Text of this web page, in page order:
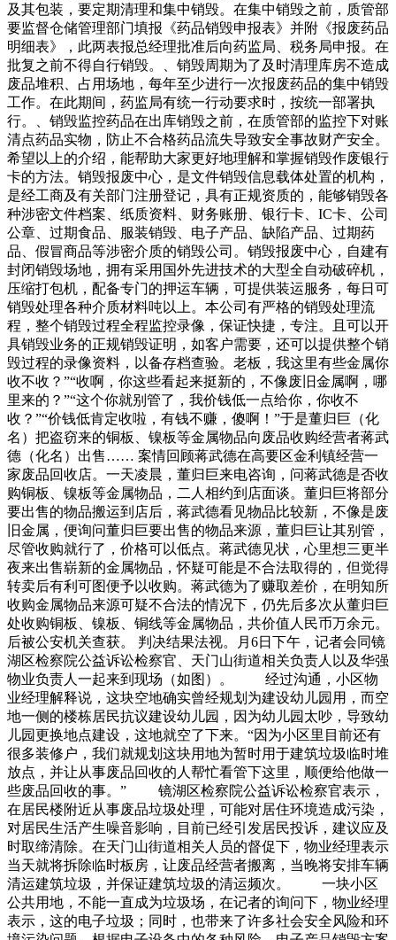
及其包装，要定期清理和集中销毁。在集中销毁之前，质管部
要监督仓储管理部门填报《药品销毁申报表》并附《报废药品
明细表》，此两表报总经理批准后向药监局、税务局申报。在
批复之前不得自行销毁。、销毁周期为了及时清理库房不造成
废品堆积、占用场地，每年至少进行一次报废药品的集中销毁
工作。在此期间，药监局有统一行动要求时，按统一部署执
行。、销毁监控药品在出库销毁之前，在质管部的监控下对账
清点药品实物，防止不合格药品流失导致安全事故财产安全。
希望以上的介绍，能帮助大家更好地理解和掌握销毁作废银行
卡的方法。销毁报废中心，是文件销毁信息载体处置的机构，
是经工商及有关部门注册登记，具有正规资质的，能够销毁各
种涉密文件档案、纸质资料、财务账册、银行卡、IC卡、公司
公章、过期食品、服装销毁、电子产品、缺陷产品、过期药
品、假冒商品等涉密介质的销毁公司。销毁报废中心，自建有
封闭销毁场地，拥有采用国外先进技术的大型全自动破碎机，
压缩打包机，配备专门的押运车辆，可提供装运服务，每日可
销毁处理各种介质材料吨以上。本公司有严格的销毁处理流
程，整个销毁过程全程监控录像，保证快捷，专注。且可以开
具销毁业务的正规销毁证明，如客户需要，还可以提供整个销
毁过程的录像资料，以备存档查验。老板，我这里有些金属你
收不收？”“收啊，你这些看起来挺新的，不像废旧金属啊，哪
里来的？”“这个你就别管了，我价钱低一点给你，你收不
收？”“价钱低肯定收啦，有钱不赚，傻啊！”于是董归巨（化
名）把盗窃来的铜板、镍板等金属物品向废品收购经营者蒋武
德（化名）出售…… 案情回顾蒋武德在高要区金利镇经营一
家废品回收店。一天凌晨，董归巨来电咨询，问蒋武德是否收
购铜板、镍板等金属物品，二人相约到店面谈。董归巨将部分
要出售的物品搬运到店后，蒋武德看见物品比较新，不像是废
旧金属，便询问董归巨要出售的物品来源，董归巨让其别管，
尽管收购就行了，价格可以低点。蒋武德见状，心里想三更半
夜来出售崭新的金属物品，怀疑可能是不合法取得的，但觉得
转卖后有利可图便予以收购。蒋武德为了赚取差价，在明知所
收购金属物品来源可疑不合法的情况下，仍先后多次从董归巨
处收购铜板、镍板、铜线等金属物品，共价值人民币万余元。
后被公安机关查获。 判决结果法视。月6日下午，记者会同镜
湖区检察院公益诉讼检察官、天门山街道相关负责人以及华强
物业负责人一起来到现场（如图）。 经过沟通，小区物
业经理解释说，这块空地确实曾经规划为建设幼儿园用，而空
地一侧的楼栋居民抗议建设幼儿园，因为幼儿园太吵，导致幼
儿园更换地点建设，这地就空了下来。“因为小区里目前还有
很多装修户，我们就规划这块用地为暂时用于建筑垃圾临时堆
放点，并让从事废品回收的人帮忙看管下这里，顺便给他做一
些废品回收的事。” 镜湖区检察院公益诉讼检察官表示，
在居民楼附近从事废品垃圾处理，可能对居住环境造成污染，
对居民生活产生噪音影响，目前已经引发居民投诉，建议应及
时取缔清除。在天门山街道相关人员的督促下，物业经理表示
当天就将拆除临时板房，让废品经营者搬离，当晚将安排车辆
清运建筑垃圾，并保证建筑垃圾的清运频次。 一块小区
公共用地，不能一直成为垃圾场，在记者的询问下，物业经理
表示，这的电子垃圾；同时，也带来了许多社会安全风险和环